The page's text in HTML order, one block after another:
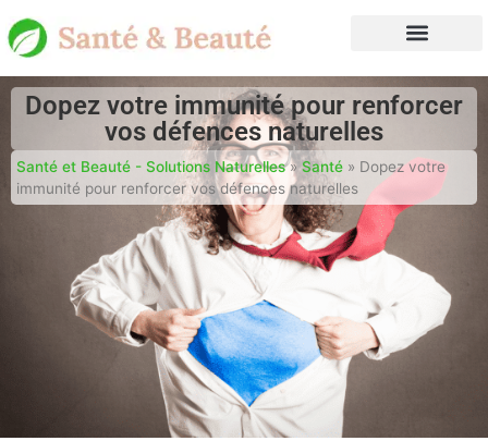
Dopez votre immunité pour renforcer
vos défences naturelles
Santé et Beauté - Solutions Naturelles»Santé » Dopez votre
immunité pour renforcer vos défences naturelles